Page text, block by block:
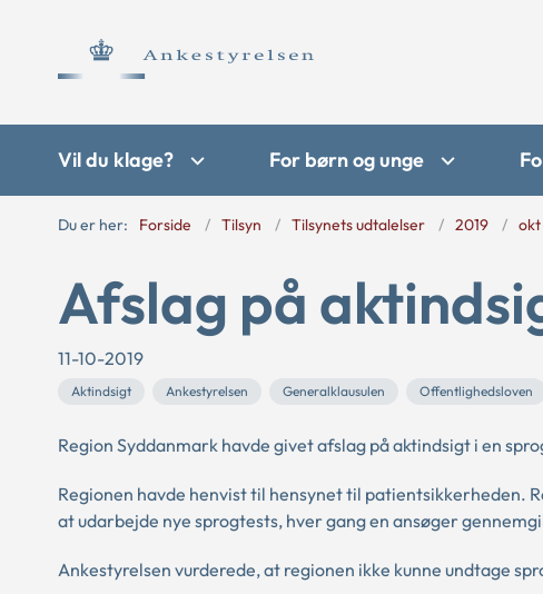
Vil du klage? For børn og unge
Du er her: Forside Tilsyn Tilsynets udtalelser 2019 okt
Afslag på
11-10-2019
Aktindsigt Ankestyrelsen Generalklausulen Offentlighedsloven
Region Syddanmark havde givet afslag på aktindsigt i en
Regionen havde henvist til hensynet til patientsikkerheden.
at udarbejde nye sprogtests, hver gang en ansøger
Ankestyrelsen vurderede, at regionen ikke kunne undtage